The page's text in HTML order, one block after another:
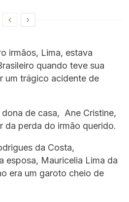
irmãos, Lima, estava
quando teve sua
um trágico acidente de
de casa, Ane Cristine,
da perda do irmão querido.
da Costa,
esposa, Mauricelia Lima da
era um garoto cheio de